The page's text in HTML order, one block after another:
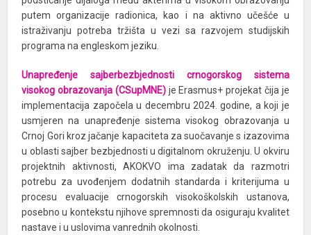
putem organizacije radionica, kao i na aktivno učešće u
istraživanju potreba tržišta u vezi sa razvojem studijskih
programa na engleskom jeziku.
Unapređenje sajberbezbjednosti crnogorskog sistema
visokog obrazovanja (CSupMNE)je Erasmus+ projekat čija je
implementacija započela u decembru 2024. godine, a koji je
usmjeren na unapređenje sistema visokog obrazovanja u
Crnoj Gori kroz jačanje kapaciteta za suočavanje s izazovima
u oblasti sajber bezbjednosti u digitalnom okruženju. U okviru
projektnih aktivnosti, AKOKVO ima zadatak da razmotri
potrebu za uvođenjem dodatnih standarda i kriterijuma u
procesu evaluacije crnogorskih visokoškolskih ustanova,
posebno u kontekstu njihove spremnosti da osiguraju kvalitet
nastave i u uslovima vanrednih okolnosti.